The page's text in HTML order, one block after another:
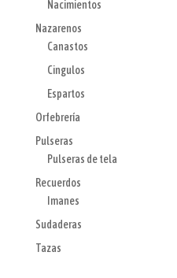
Nacimientos
Nazarenos
Canastos
Cingulos
Espartos
Orfebrería
Pulseras
Pulseras de tela
Recuerdos
Imanes
Sudaderas
Tazas